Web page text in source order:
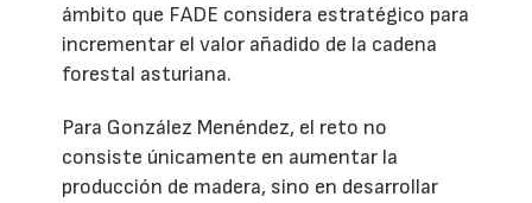
ámbito que FADE considera estratégico para
incrementar el valor añadido de la cadena
forestal asturiana.
Para González Menéndez, el reto no
consiste únicamente en aumentar la
producción de madera, sino en desarrollar